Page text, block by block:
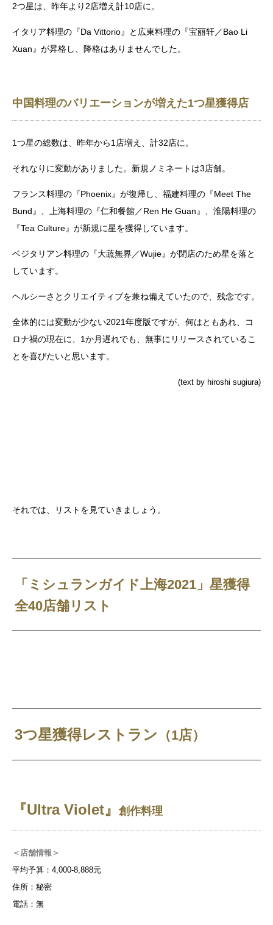
2つ星は、昨年より2店増え計10店に。
イタリア料理の『Da Vittorio』と広東料理の『宝丽轩／Bao Li
Xuan』が昇格し、降格はありませんでした。
中国料理のバリエーションが増えた1つ星獲得店
1つ星の総数は、昨年から1店増え、計32店に。
それなりに変動がありました。新規ノミネートは3店舗。
フランス料理の『Phoenix』が復帰し、福建料理の『Meet The
Bund』、上海料理の『仁和餐館／Ren He Guan』、淮陽料理の
『Tea Culture』が新規に星を獲得しています。
ベジタリアン料理の『大蔬無界／Wujie』が閉店のため星を落と
しています。
ヘルシーさとクリエイティブを兼ね備えていたので、残念です。
全体的には変動が少ない2021年度版ですが、何はともあれ、コ
ロナ禍の現在に、1か月遅れでも、無事にリリースされているこ
とを喜びたいと思います。
(text by hiroshi sugiura)
それでは、リストを見ていきましょう。
「ミシュランガイド上海2021」星獲得
全40店舗リスト
3つ星獲得レストラン （1店）
『Ultra Violet』 創作料理
＜店舗情報＞
平均予算：4,000-8,888元
住所：秘密
電話：無